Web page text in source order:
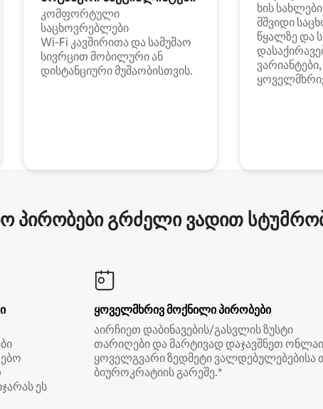
კომფორტული
საცხოვრებლები
Wi‑Fi კავშირითა და სამუშაო
სივრცით მობილური ან
დისტანციური მუშაობისთვის.
ხის
მშვიდი
წყალზე და
პირობები გრძელი ვადით
ეს
ყოველმხრივ მოქნილი პირობები
აირჩიეთ დაბინავების/გასვლის ზუსტი
თარიღები და მარტივად დაჯავშნეთ
ყოველგვარი ზედმეტი ვალდებულებებისა
ბიუროკრატიის გარეშე.*